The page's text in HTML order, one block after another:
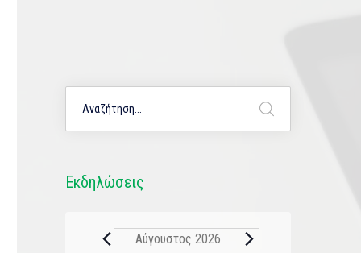
Εκδηλώσεις
Αύγουστος 2026